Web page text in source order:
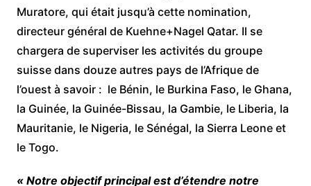
Muratore, qui était jusqu’à cette nomination,
directeur général de Kuehne+Nagel Qatar. Il se
chargera de superviser les activités du groupe
suisse dans douze autres pays de l’Afrique de
l’ouest à savoir : le Bénin, le Burkina Faso, le Ghana,
la Guinée, la Guinée-Bissau, la Gambie, le Liberia, la
Mauritanie, le Nigeria, le Sénégal, la Sierra Leone et
le Togo.
« Notre objectif principal est d’étendre notre